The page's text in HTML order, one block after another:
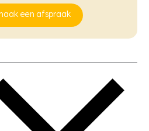
een afspraak